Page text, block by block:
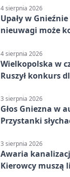
4 sierpnia 2026
Upały w
nieuwagi może
4 sierpnia 2026
Wielkopolska w
Ruszył konkurs
3 sierpnia 2026
Głos Gniezna w
Przystanki
3 sierpnia 2026
Awaria
Kierowcy muszą